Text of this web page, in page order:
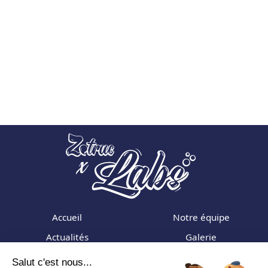
Accueil
Actualités
Formations
Notre équipe
Galerie